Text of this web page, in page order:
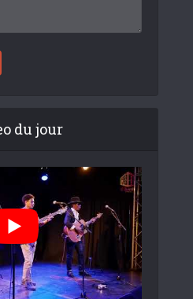
du jour